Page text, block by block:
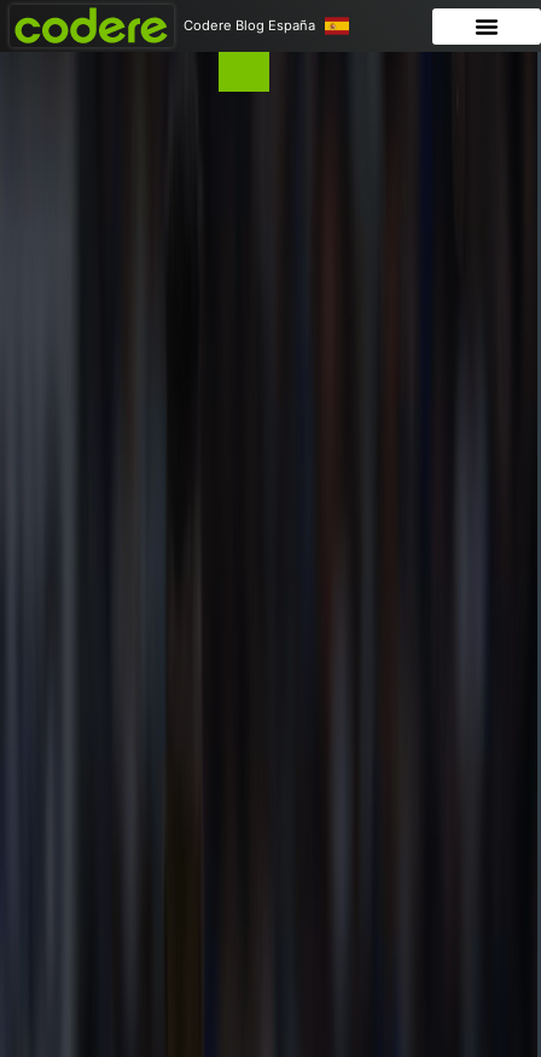
Codere Blog España